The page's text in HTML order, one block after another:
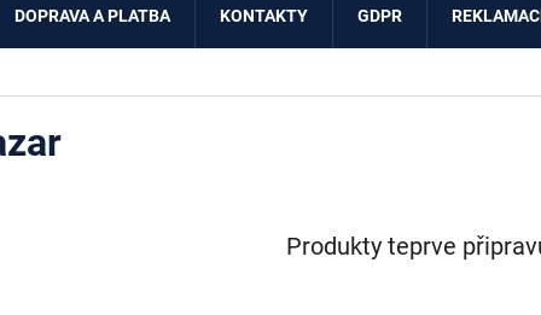
DOPRAVA A PLATBA KONTAKTY GDPR
Produkty teprve